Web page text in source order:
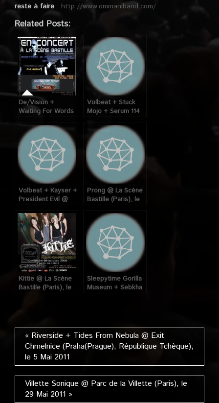
reste à faire : http://www.ommaniband.com/
Related Posts:
De/Vision +
Waiting For Words
(Paris), le 16
Décembre 2010
Volbeat + Stuck
Mojo + Serum 114
(Paris) , le 08
Octobre 2008
Volbeat + Kayser +
President Evil @
(Paris), le 22 février
2008
Prong @ La Scène
Bastille (Paris), le
Kittie @ La Scène
Bastille (Paris), le
Sleepytime Gorilla
Museum + Sebkha
2007
« Riverside + Tides From Nebula @ Exit
Chmelnice (Praha(Prague), République Tchèque),
le 5 Mai 2011
Villette Sonique @ Parc de la Villette (Paris), le
29 Mai 2011 »